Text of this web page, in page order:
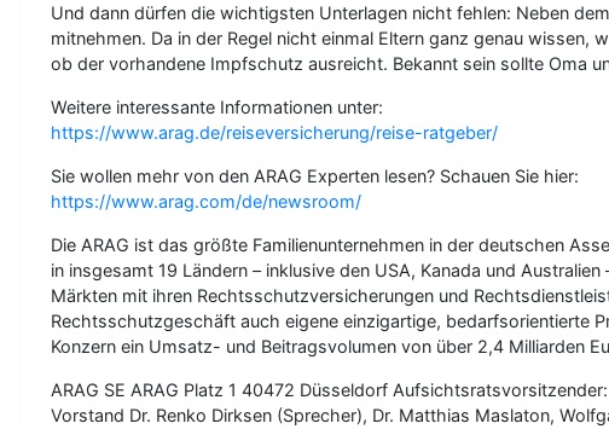
Und dann dürfen die wichtigsten Unterlagen nicht fehlen: Neben
mitnehmen. Da in der Regel nicht einmal Eltern ganz genau
ob der vorhandene Impfschutz ausreicht. Bekannt sein sollte Oma
Weitere interessante Informationen unter:
https://www.arag.de/reiseversicherung/reise-ratgeber/
Sie wollen mehr von den ARAG Experten lesen? Schauen Sie hier:
https://www.arag.com/de/newsroom/
Die ARAG ist das größte Familienunternehmen in der deutschen
in insgesamt 19 Ländern – inklusive den USA, Kanada und
Märkten mit ihren Rechtsschutzversicherungen und
Rechtsschutzgeschäft auch eigene einzigartige, bedarfsorientierte
Konzern ein Umsatz- und Beitragsvolumen von über 2,4 Milliarden
ARAG SE ARAG Platz 1 40472 Düsseldorf
Vorstand Dr. Renko Dirksen (Sprecher), Dr. Matthias Maslaton,